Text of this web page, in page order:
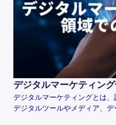
デジタルマーケティン
デジタルマーケティングとは
デジタルツールやメディア、